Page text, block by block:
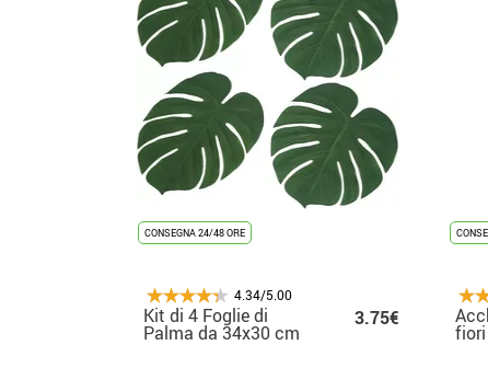
CONSEGNA 24/48 ORE
4.34/5.00
Kit di 4 Foglie di
Palma da 34x30 cm
3.75€
fiori